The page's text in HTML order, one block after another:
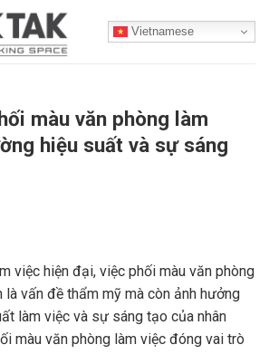
Vietnamese
màu văn phòng làm
hiệu suất và sự sáng
việc hiện đại, việc phối màu văn phòng
là vấn đề thẩm mỹ mà còn ảnh hưởng
làm việc và sự sáng tạo của nhân
màu văn phòng làm việc đóng vai trò